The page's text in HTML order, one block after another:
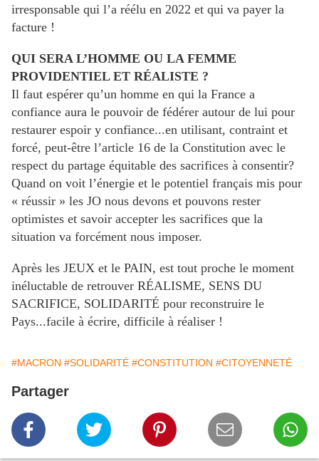
irresponsable qui l’a réélu en 2022 et qui va payer la
facture !
QUI SERA L’HOMME OU LA FEMME
PROVIDENTIEL ET RÉALISTE ?
Il faut espérer qu’un homme en qui la France a
confiance aura le pouvoir de fédérer autour de lui pour
restaurer espoir y confiance...en utilisant, contraint et
forcé, peut-être l’article 16 de la Constitution avec le
respect du partage équitable des sacrifices à consentir?
Quand on voit l’énergie et le potentiel français mis pour
« réussir » les JO nous devons et pouvons rester
optimistes et savoir accepter les sacrifices que la
situation va forcément nous imposer.
Après les JEUX et le PAIN, est tout proche le moment
inéluctable de retrouver RÉALISME, SENS DU
SACRIFICE, SOLIDARITÉ pour reconstruire le
Pays...facile à écrire, difficile à réaliser !
#MACRON #SOLIDARITÉ #CONSTITUTION #CITOYENNETÉ
Partager